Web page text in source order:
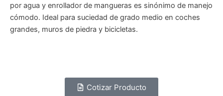
por agua y enrollador de mangueras es sinónimo de manejo
cómodo. Ideal para suciedad de grado medio en coches
grandes, muros de piedra y bicicletas.
Cotizar Producto